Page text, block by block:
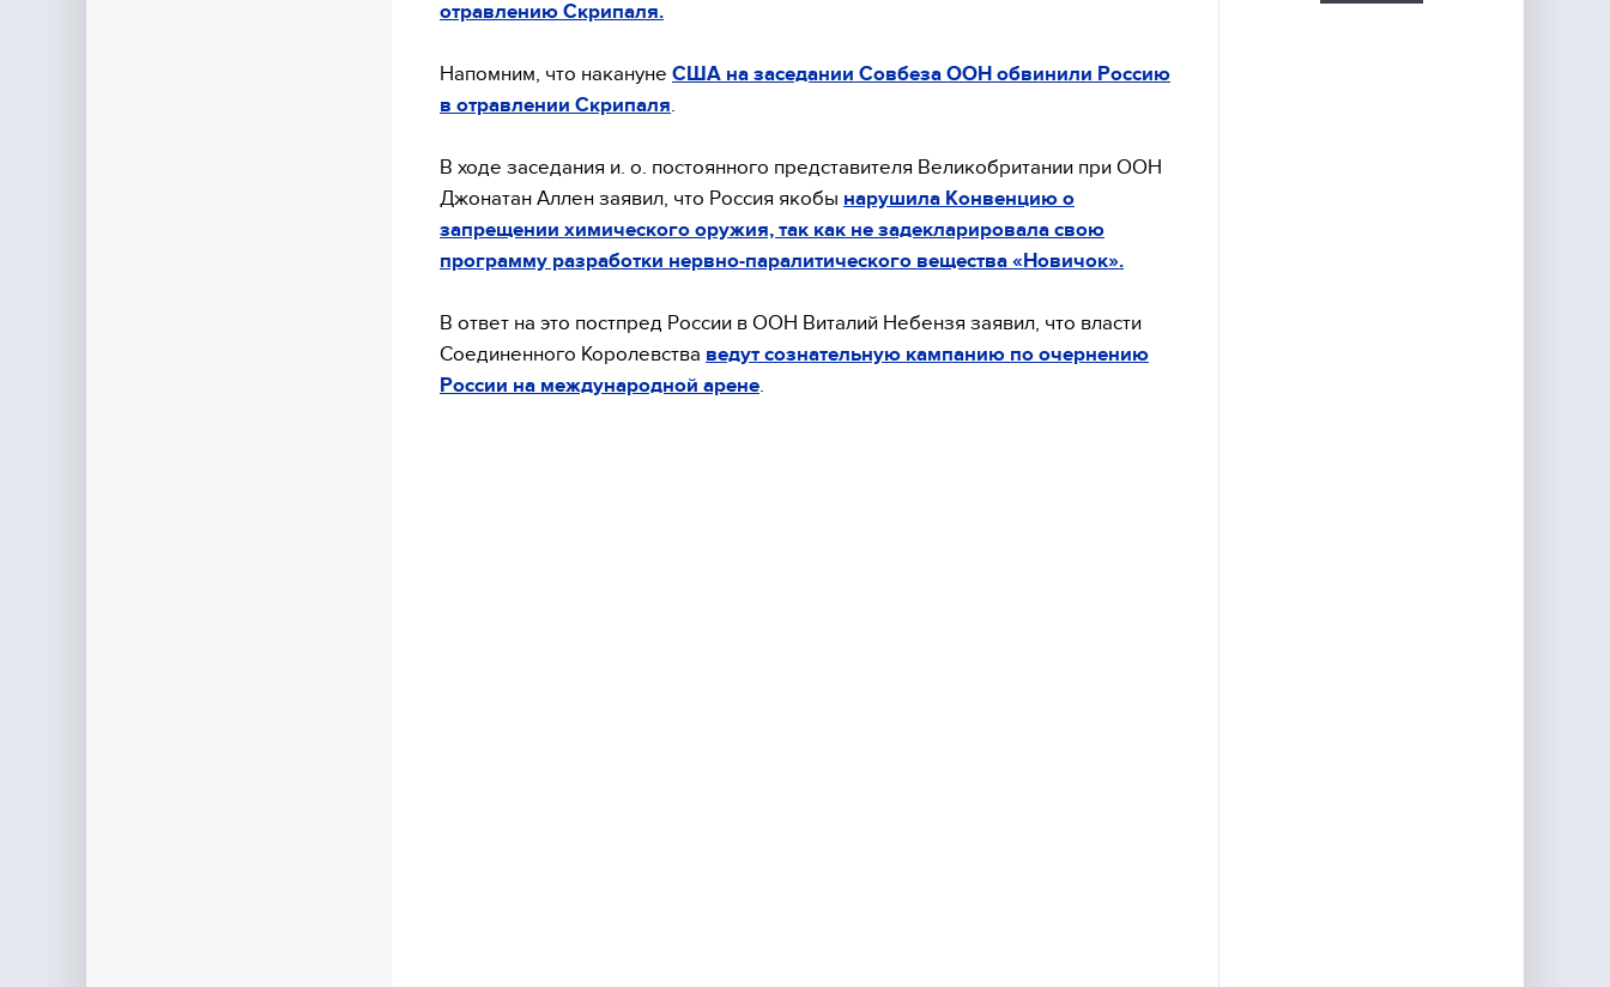
отравлению Скрипаля.
Напомним, что накануне США на заседании Совбеза ООН обвинили Россию
в отравлении Скрипаля
В ходе заседания и. о. постоянного представителя Великобритании при ООН
Джонатан Аллен заявил, что Россия якобы нарушила Конвенцию о
запрещении химического оружия, так как не задекларировала свою
программу разработки нервно-паралитического вещества «Новичок».
В ответ на это постпред России в ООН Виталий Небензя заявил, что власти
Соединенного Королевства ведут сознательную кампанию по очернению
России на международной арене